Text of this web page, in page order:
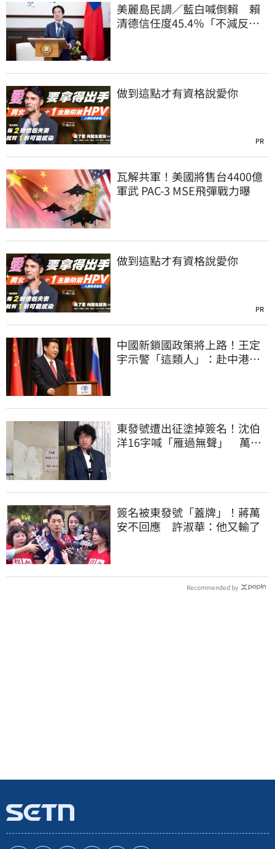
美麗島民調／藍白喊倒賴 賴
清德信任度45.4％「不減反
做到這點才有資格說愛你
PR
瓦解共軍！美國將售台4400億
軍武 PAC-3 MSE飛彈戰力曝
做到這點才有資格說愛你
PR
中國新鎖國政策將上路！王定
宇示警「這類人」：赴中港澳
東發號遭出征塗掉簽名！沈伯
洋16字喊「雁過無聲」 萬人
簽名被東發號「蓋牌」！蔣萬
安不回應 許淑華：他又輸了
Recommended by